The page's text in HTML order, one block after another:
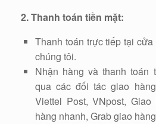
2. Thanh toán tiền mặt:
Thanh toán trực tiếp tại
chúng tôi.
Nhận hàng và thanh toán
qua các đối tác giao
Viettel Post, VNpost,
hàng nhanh, Grab giao